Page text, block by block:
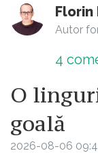
Florin
Autor
4
O
goală
2026-08-06